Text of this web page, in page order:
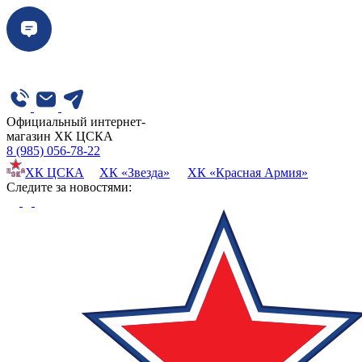
Официальный интернет-
магазин ХК ЦСКА
8 (985) 056-78-22
ХК ЦСКА
ХК «Звезда»
ХК «Красная Армия»
Cледите за новостями: